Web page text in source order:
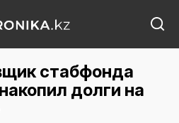
стабфонда
долги на